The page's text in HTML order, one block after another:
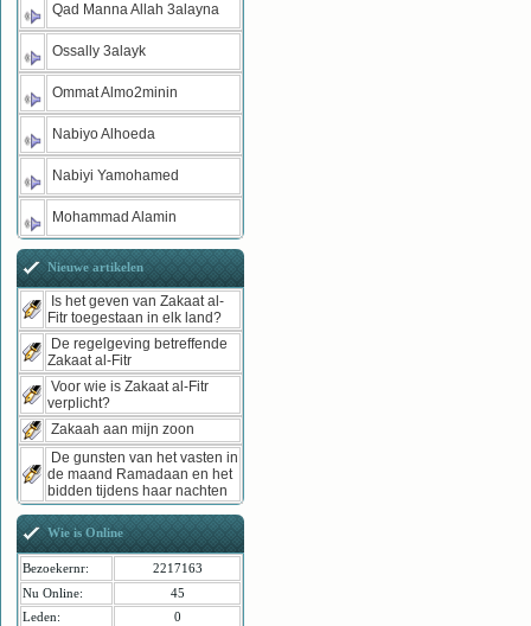
Qad Manna Allah 3alayna
Ossally 3alayk
Ommat Almo2minin
Nabiyo Alhoeda
Nabiyi Yamohamed
Mohammad Alamin
Nieuwe artikelen
Is het geven van Zakaat al-
Fitr toegestaan in elk land?
De regelgeving betreffende
Zakaat al-Fitr
Voor wie is Zakaat al-Fitr
verplicht?
Zakaah aan mijn zoon
De gunsten van het vasten in
de maand Ramadaan en het
bidden tijdens haar nachten
Wie is Online
Bezoekernr:
2217163
Nu Online:
45
Leden:
0